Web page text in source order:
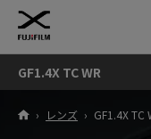
GF1.4X TC WR
› レンズ › GF1.4X TC